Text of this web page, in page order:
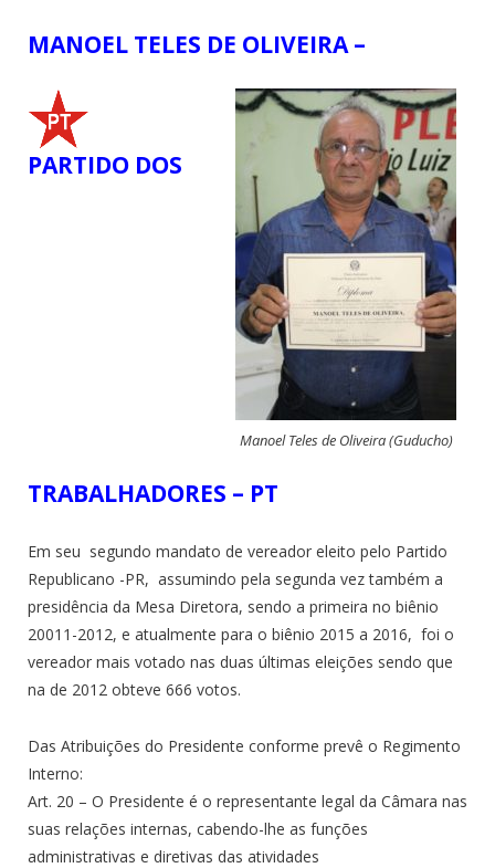
MANOEL TELES DE OLIVEIRA –
Manoel Teles de Oliveira (Guducho)
PARTIDO DOS
TRABALHADORES – PT
Em seu segundo mandato de vereador eleito pelo Partido
Republicano -PR, assumindo pela segunda vez também a
presidência da Mesa Diretora, sendo a primeira no biênio
20011-2012, e atualmente para o biênio 2015 a 2016, foi o
vereador mais votado nas duas últimas eleições sendo que
na de 2012 obteve 666 votos.
Das Atribuições do Presidente conforme prevê o Regimento
Interno:
Art. 20 – O Presidente é o representante legal da Câmara nas
suas relações internas, cabendo-lhe as funções
administrativas e diretivas das atividades